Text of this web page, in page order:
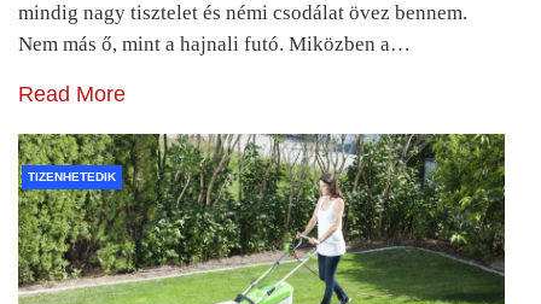
mindig nagy tisztelet és némi csodálat övez bennem.
Nem más ő, mint a hajnali futó. Miközben a…
Read More
TIZENHETEDIK